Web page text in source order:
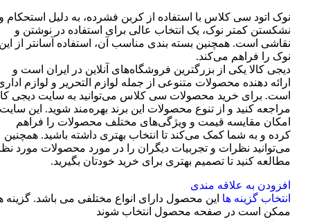
نوک اتود سی کلاس با استفاده از کربن فشرده، به دلیل استحکام
نشکستن کمتر نوک، یک انتخاب عالی برای استفاده در نوشتن و
نقاشی است. همچنین بسته بندی مناسب آن، استفاده آسانتر از
نوک را فراهم می‌کند.
دیجی کالا یکی از بزرگترین فروشگاه‌های آنلاین در ایران است و
ارائه دهنده محصولات متنوعی از جمله لوازم التحریر و لوازم
است. برای خرید محصولات سی کلاس می‌توانید به سایت دیجی
مراجعه کنید و از تنوع محصولات این برند بهره‌مند شوید. این سایت
امکان مقایسه قیمت و ویژگی‌های مختلف محصولات را فراهم
کرده و به شما کمک می‌کند تا انتخاب بهتری داشته باشید. همچنین
می‌توانید نظرات و تجربیات دیگران را در مورد محصولات مورد
مطالعه کنید تا تصمیم بهتری برای خرید خودتان بگیرید.
افزودن به علاقه مندی
انتخاب گزینه ها این محصول دارای انواع مختلفی می باشد. گزینه
ممکن است در صفحه محصول انتخاب شوند